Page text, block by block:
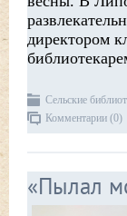
директором
Сельские
Комментарии (0)
«Пылал